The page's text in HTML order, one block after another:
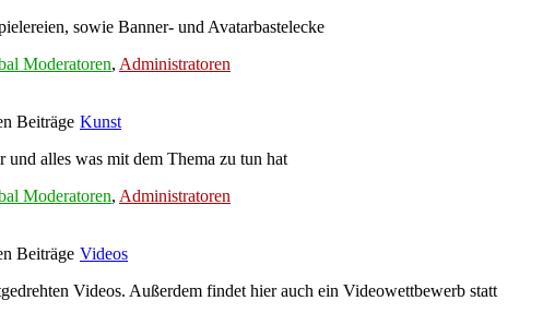
sowie Banner- und Avatarbastelecke
Moderatoren, Administratoren
Kunst
und alles was mit dem Thema zu tun hat
Moderatoren, Administratoren
Videos
Videos. Außerdem findet hier auch ein Videowettbewerb statt